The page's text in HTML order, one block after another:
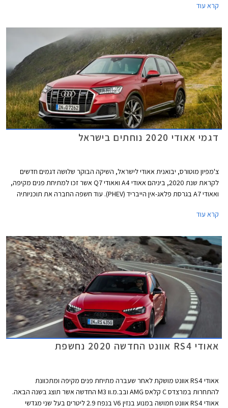
המכונית החדשה משום שהדגם ישווק בישראל בהזמנה מיוחדת בלבד.
קרא עוד
דגמי אאודי 2020 נוחתים בישראל
צ'מפיון מוטורס, יבואנית אאודי לישראל, השיקה הבוקר שלושה דגמים חדשים
לקראת שנת 2020, ביניהם אאודי A4 ואאודי Q7 אשר זכו למתיחת פנים מקיפה,
ואאודי A7 בגרסת פלאג-אין הייבריד (PHEV). עוד חשפה החברה את תוכניותיה
קרא עוד
אאודי RS4 אוונט החדשה 2020 נחשפת
אאודי RS4 אוונט מושקת לאחר שעברה מתיחת פנים מקיפה ומתכוונת
להתחרות במרצדס C קלאס AMG ובב.מ.וו M3 החדשה אשר תוצג בשנה הבאה.
אאודי RS4 אוונט חמושה במנוע בנזין V6 בנפח 2.9 ליטרים בעל שני מגדשי